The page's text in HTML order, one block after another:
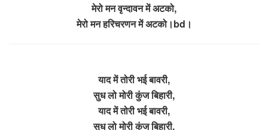
मेरो मन वृन्दावन में अटको,
मेरो मन हरिचरणन में अटको।bd।
याद में तोरी भई बावरी,
सुध लो मोरी कुंज बिहारी,
याद में तोरी भई बावरी,
सुध लो मोरी कुंज बिहारी,